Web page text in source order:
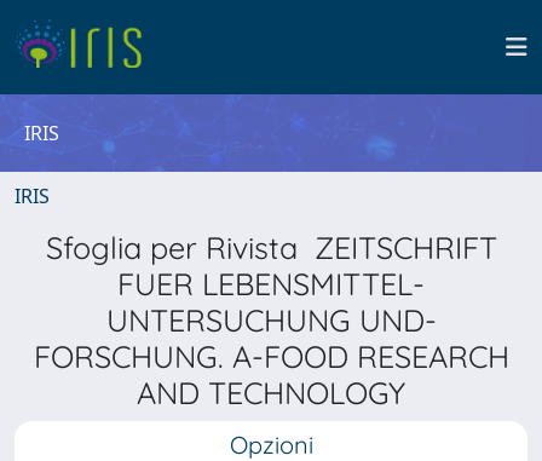
IRIS
IRIS
Sfoglia per Rivista ZEITSCHRIFT
FUER LEBENSMITTEL-
UNTERSUCHUNG UND-
FORSCHUNG. A-FOOD RESEARCH
AND TECHNOLOGY
Opzioni